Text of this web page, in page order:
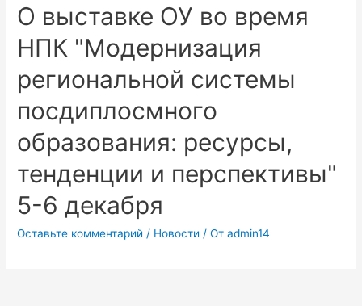
О выставке ОУ во время
НПК "Модернизация
региональной системы
посдиплосмного
образования: ресурсы,
тенденции и перспективы"
5-6 декабря
Оставьте комментарий / Новости / От admin14